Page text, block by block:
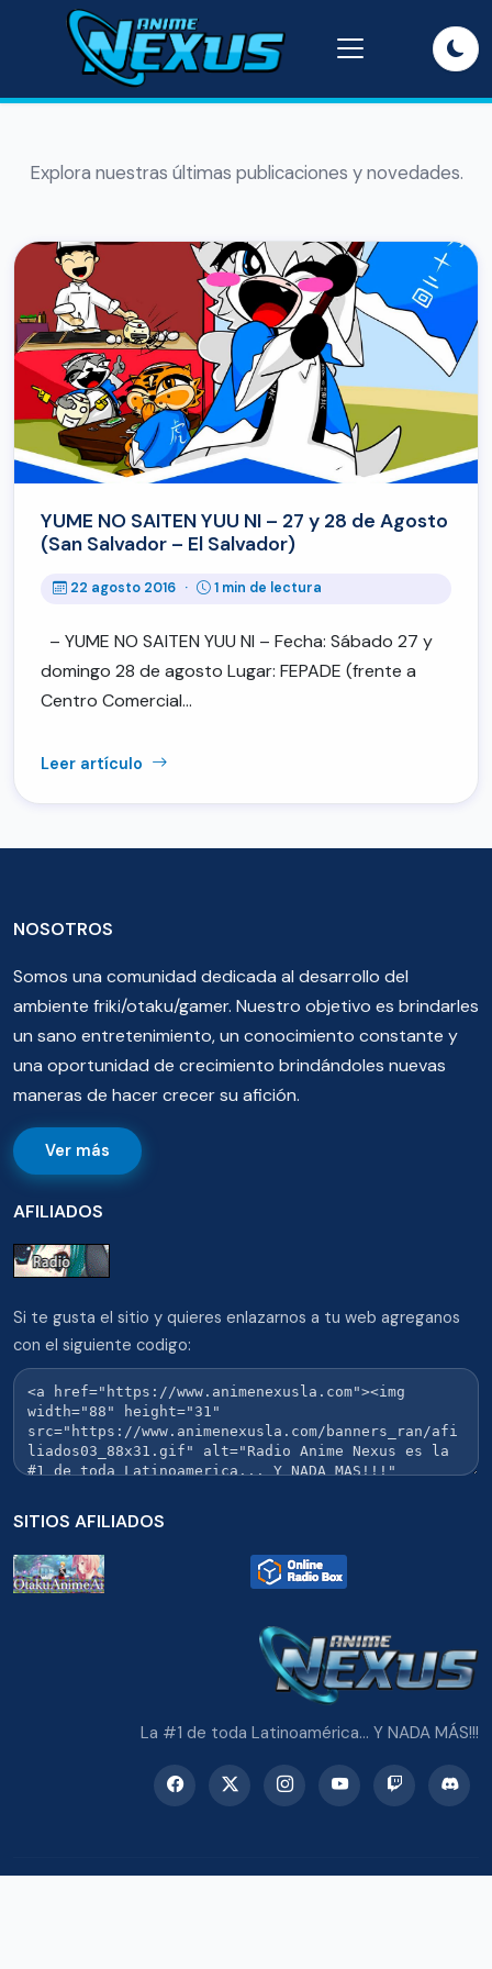
Explora nuestras últimas publicaciones y novedades.
YUME NO SAITEN YUU NI – 27 y 28 de Agosto
(San Salvador – El Salvador)
22 agosto 2016 · 1 min de lectura
– YUME NO SAITEN YUU NI – Fecha: Sábado 27 y
domingo 28 de agosto Lugar: FEPADE (frente a
Centro Comercial…
Leer artículo
NOSOTROS
Somos una comunidad dedicada al desarrollo del
ambiente friki/otaku/gamer. Nuestro objetivo es brindarles
un sano entretenimiento, un conocimiento constante y
una oportunidad de crecimiento brindándoles nuevas
maneras de hacer crecer su afición.
Ver más
AFILIADOS
Si te gusta el sitio y quieres enlazarnos a tu web agreganos
con el siguiente codigo:
SITIOS AFILIADOS
La #1 de toda Latinoamérica... Y NADA MÁS!!!